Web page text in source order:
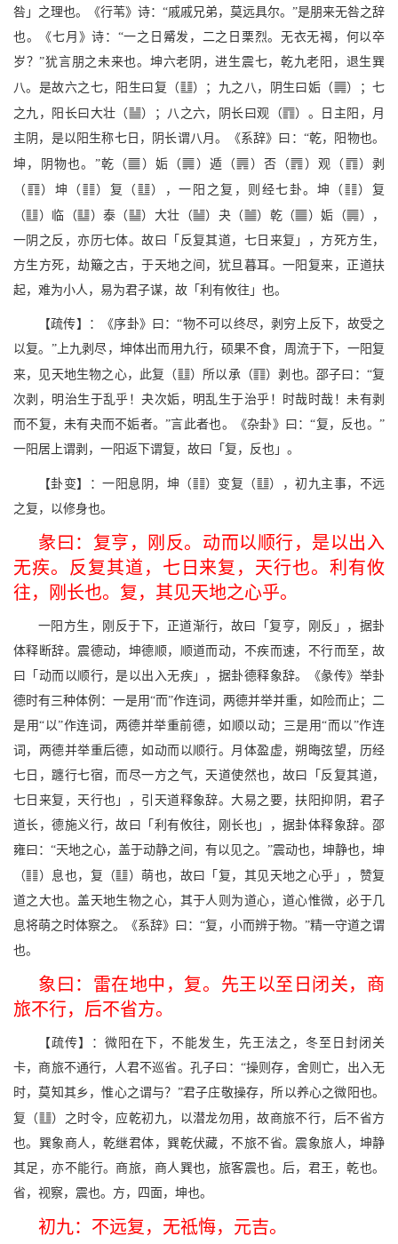
咎」之理也。《行苇》诗：“戚戚兄弟，莫远具尔。”是朋来无咎之辞
也。《七月》诗：“一之日觱发，二之日栗烈。无衣无褐，何以卒
岁？”犹言朋之未来也。坤六老阴，进生震七，乾九老阳，退生巽
八。是故六之七，阳生曰复（v）；九之八，阴生曰姤（n）；七
之九，阳长曰大壮（H）；八之六，阴长曰观（;）。日主阳，月
主阴，是以阳生称七日，阴长谓八月。《系辞》曰：“乾，阳物也。
坤，阴物也。”乾（q ）姤（n ）遁（G ）否（] ）观（ ;）剥
（ c）坤（ w）复（ v），一阳之复，则经七卦。坤（ w）复
（v）临（l）泰（[）大壮（H）夬（b）乾（q）姤（n），
一阴之反，亦历七体。故曰「反复其道，七日来复」，方死方生，
方生方死，劫簸之古，于天地之间，犹旦暮耳。一阳复来，正道扶
起，难为小人，易为君子谋，故「利有攸往」也。
【疏传】：《序卦》曰：“物不可以终尽，剥穷上反下，故受之
以复。”上九剥尽，坤体出而用九行，硕果不食，周流于下，一阳复
来，见天地生物之心，此复（v）所以承（c）剥也。邵子曰：“复
次剥，明治生于乱乎！夬次姤，明乱生于治乎！时哉时哉！未有剥
而不复，未有夬而不姤者。”言此者也。《杂卦》曰：“复，反也。”
一阳居上谓剥，一阳返下谓复，故曰「复，反也」。
【卦变】：一阳息阴，坤（w）变复（v），初九主事，不远
之复，以修身也。
彖曰：复亨，刚反。动而以顺行，是以出入
无疾。反复其道，七日来复，天行也。利有攸
往，刚长也。复，其见天地之心乎。
一阳方生，刚反于下，正道渐行，故曰「复亨，刚反」，据卦
体释断辞。震德动，坤德顺，顺道而动，不疾而速，不行而至，故
曰「动而以顺行，是以出入无疾」，据卦德释象辞。《彖传》举卦
德时有三种体例：一是用“而”作连词，两德并举并重，如险而止；二
是用“以”作连词，两德并举重前德，如顺以动；三是用“而以”作连
词，两德并举重后德，如动而以顺行。月体盈虚，朔晦弦望，历经
七日，躔行七宿，而尽一方之气，天道使然也，故曰「反复其道，
七日来复，天行也」，引天道释象辞。大易之要，扶阳抑阴，君子
道长，德施义行，故曰「利有攸往，刚长也」，据卦体释象辞。邵
雍曰：“天地之心，盖于动静之间，有以见之。”震动也，坤静也，坤
（w）息也，复（v）萌也，故曰「复，其见天地之心乎」，赞复
道之大也。盖天地生物之心，其于人则为道心，道心惟微，必于几
息将萌之时体察之。《系辞》曰：“复，小而辨于物。”精一守道之谓
也。
象曰：雷在地中，复。先王以至日闭关，商
旅不行，后不省方。
【疏传】：微阳在下，不能发生，先王法之，冬至日封闭关
卡，商旅不通行，人君不巡省。孔子曰：“操则存，舍则亡，出入无
时，莫知其乡，惟心之谓与？”君子庄敬操存，所以养心之微阳也。
复（v）之时令，应乾初九，以潜龙勿用，故商旅不行，后不省方
也。巽象商人，乾继君体，巽乾伏藏，不旅不省。震象旅人，坤静
其足，亦不能行。商旅，商人巽也，旅客震也。后，君王，乾也。
省，视察，震也。方，四面，坤也。
初九：不远复，无祗悔，元吉。